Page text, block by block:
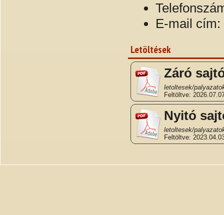
E-mail cím:
Letöltések
Záró
Feltöltve:
Nyitó
Feltöltve: